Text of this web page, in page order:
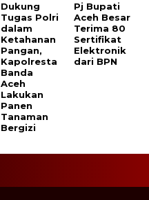
Dukung
Tugas Polri
dalam
Ketahanan
Pangan,
Kapolresta
Banda
Aceh
Lakukan
Panen
Tanaman
Bergizi
Pj Bupati
Aceh Besar
Terima 80
Sertifikat
Elektronik
dari BPN